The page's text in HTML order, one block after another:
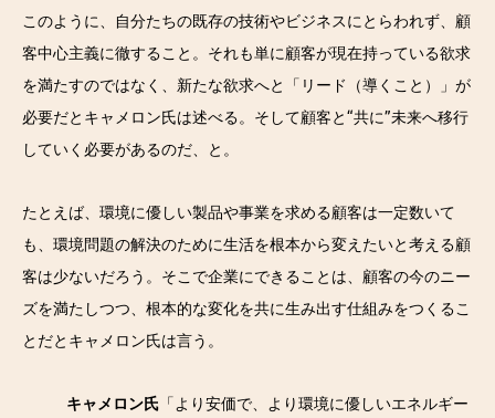
このように、自分たちの既存の技術やビジネスにとらわれず、顧
客中心主義に徹すること。それも単に顧客が現在持っている欲求
を満たすのではなく、新たな欲求へと「リード（導くこと）」が
必要だとキャメロン氏は述べる。そして顧客と“共に”未来へ移行
していく必要があるのだ、と。
たとえば、環境に優しい製品や事業を求める顧客は一定数いて
も、環境問題の解決のために生活を根本から変えたいと考える顧
客は少ないだろう。そこで企業にできることは、顧客の今のニー
ズを満たしつつ、根本的な変化を共に生み出す仕組みをつくるこ
とだとキャメロン氏は言う。
キャメロン氏 「より安価で、より環境に優しいエネルギー